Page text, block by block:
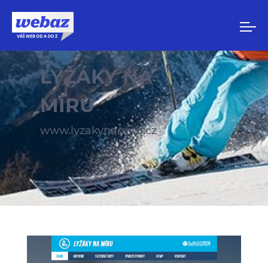
LYŽÁKYNA
MÍRU
www.lyzakynamiru.cz